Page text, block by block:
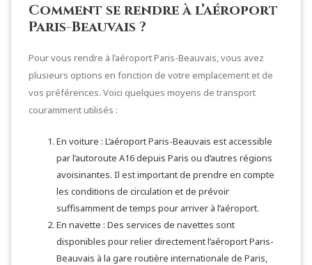
Comment se rendre à l’aéroport
Paris-Beauvais ?
Pour vous rendre à l’aéroport Paris-Beauvais, vous avez
plusieurs options en fonction de votre emplacement et de
vos préférences. Voici quelques moyens de transport
couramment utilisés :
En voiture : L’aéroport Paris-Beauvais est accessible
par l’autoroute A16 depuis Paris ou d’autres régions
avoisinantes. Il est important de prendre en compte
les conditions de circulation et de prévoir
suffisamment de temps pour arriver à l’aéroport.
En navette : Des services de navettes sont
disponibles pour relier directement l’aéroport Paris-
Beauvais à la gare routière internationale de Paris,